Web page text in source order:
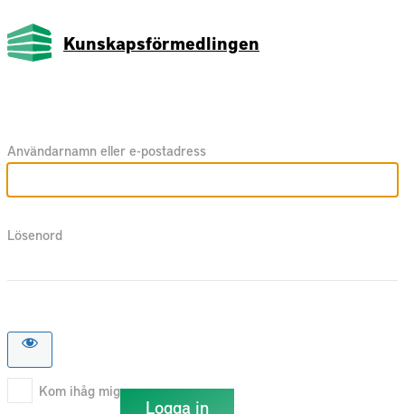
Kunskapsförmedlingen
Användarnamn eller e-postadress
Lösenord
Kom ihåg mig